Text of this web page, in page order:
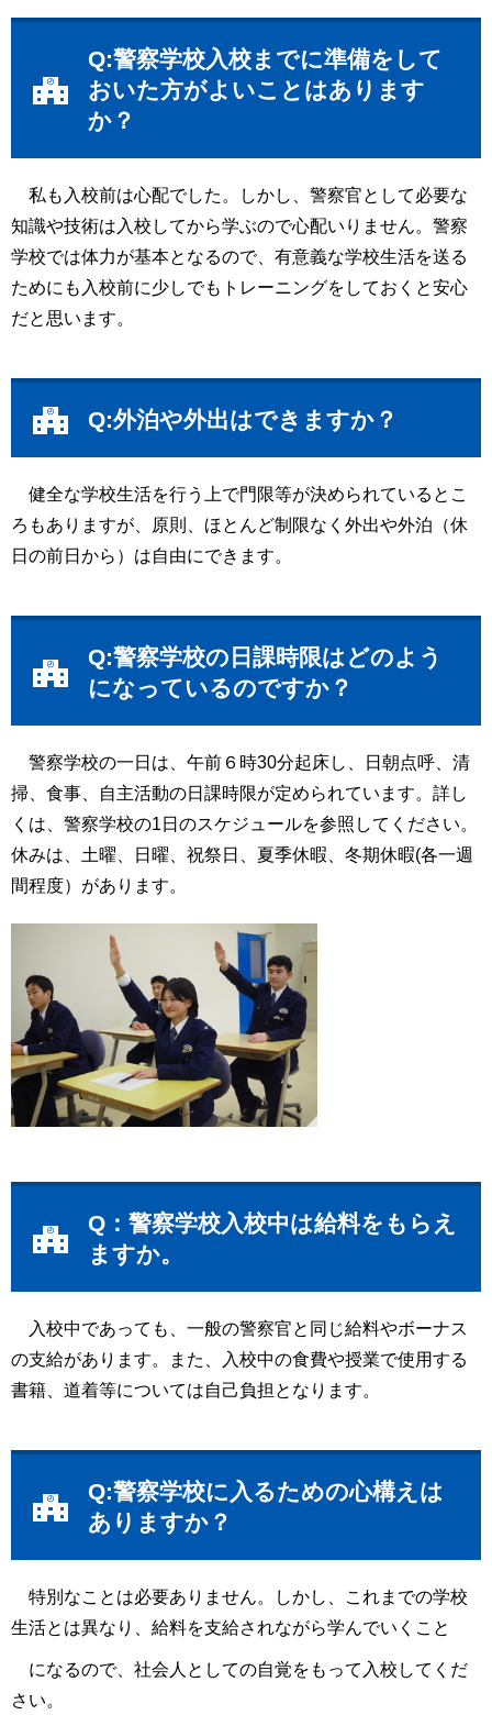
Q:警察学校入校までに準備をして
おいた方がよいことはあります
か？
私も入校前は心配でした。しかし、警察官として必要な
知識や技術は入校してから学ぶので心配いりません。警察
学校では体力が基本となるので、有意義な学校生活を送る
ためにも入校前に少しでもトレーニングをしておくと安心
だと思います。
Q:外泊や外出はできますか？
健全な学校生活を行う上で門限等が決められているとこ
ろもありますが、原則、ほとんど制限なく外出や外泊（休
日の前日から）は自由にできます。
Q:警察学校の日課時限はどのよう
になっているのですか？
警察学校の一日は、午前６時30分起床し、日朝点呼、清
掃、食事、自主活動の日課時限が定められています。詳し
くは、警察学校の1日のスケジュールを参照してください。
休みは、土曜、日曜、祝祭日、夏季休暇、冬期休暇(各一週
間程度）があります。
Q：警察学校入校中は給料をもらえ
ますか。
入校中であっても、一般の警察官と同じ給料やボーナス
の支給があります。また、入校中の食費や授業で使用する
書籍、道着等については自己負担となります。
Q:警察学校に入るための心構えは
ありますか？
特別なことは必要ありません。しかし、これまでの学校
生活とは異なり、給料を支給されながら学んでいくこと
になるので、社会人としての自覚をもって入校してくだ
さい。